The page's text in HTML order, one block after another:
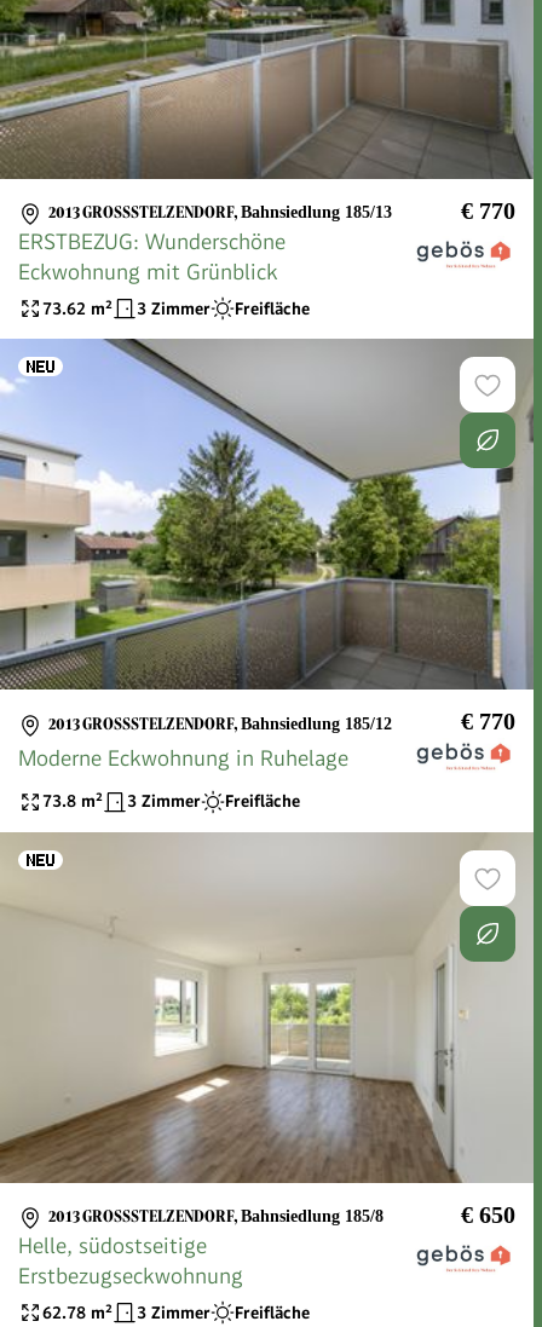
2013 GROSSSTELZENDORF , Bahnsiedlung 185/13 € 770
ERSTBEZUG: Wunderschöne
Eckwohnung mit Grünblick
73.62 m² 3 Zimmer Freifläche
2013 GROSSSTELZENDORF , Bahnsiedlung 185/12 € 770
Moderne Eckwohnung in Ruhelage
73.8 m² 3 Zimmer Freifläche
2013 GROSSSTELZENDORF , Bahnsiedlung 185/8 € 650
Helle, südostseitige
Erstbezugseckwohnung
62.78 m² 3 Zimmer Freifläche